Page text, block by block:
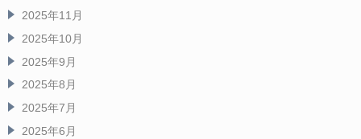
2025年11月
2025年10月
2025年9月
2025年8月
2025年7月
2025年6月